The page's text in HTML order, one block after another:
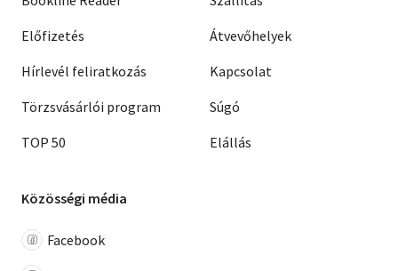
Előfizetés
Hírlevél feliratkozás
Törzsvásárlói program
TOP 50
Átvevőhelyek
Kapcsolat
Súgó
Elállás
Közösségi média
Facebook